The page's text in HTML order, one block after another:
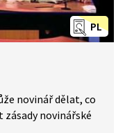
PL
novinář dělat, co
zásady novinářské